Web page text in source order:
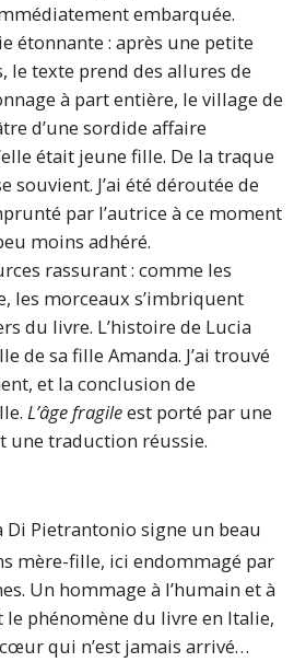
embarquée.
étonnante : après une petite
le texte prend des allures de
à part entière, le village de
d’une sordide affaire
était jeune fille. De la traque
souvient. J’ai été déroutée de
par l’autrice à ce moment
moins adhéré.
rassurant : comme les
les morceaux s’imbriquent
du livre. L’histoire de Lucia
de sa fille Amanda. J’ai trouvé
et la conclusion de
L’âge fragileest porté par une
une traduction réussie.
Di Pietrantonio signe un beau
mère-fille, ici endommagé par
Un hommage à l’humain et à
le phénomène du livre en Italie,
qui n’est jamais arrivé…